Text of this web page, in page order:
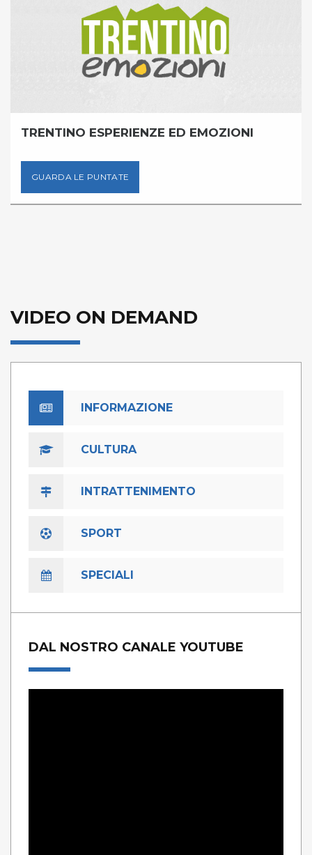
TRENTINO ESPERIENZE ED EMOZIONI
GUARDA LE PUNTATE
VIDEO ON DEMAND
INFORMAZIONE
CULTURA
INTRATTENIMENTO
SPORT
SPECIALI
DAL NOSTRO CANALE YOUTUBE